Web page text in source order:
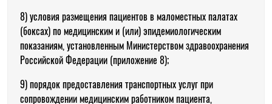
8) условия размещения пациентов в маломестных палатах
(боксах) по медицинским и (или) эпидемиологическим
показаниям, установленным Министерством здравоохранения
Российской Федерации (приложение 8);
9) порядок предоставления транспортных услуг при
сопровождении медицинским работником пациента,